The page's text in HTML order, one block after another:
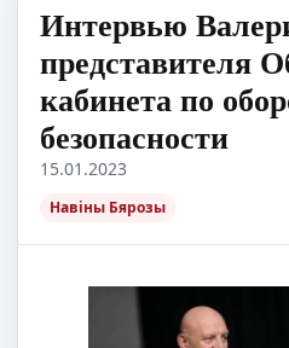
Интервью
представителя
кабинета по
безопасности
15.01.2023
Навіны Бярозы